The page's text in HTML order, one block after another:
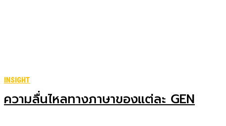
INSIGHT
ความลื่นไหลทางภาษาของแต่ละ GEN